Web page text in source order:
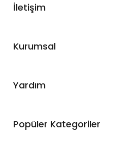
İletişim
WhatsApp Destek
Kurumsal
Hakkımızda
Blog
Yardım
Hesabım
Popüler Kategoriler